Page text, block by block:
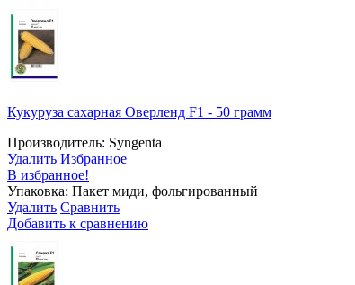
Кукуруза сахарная Оверленд F1 - 50 грамм
Производитель: Syngenta
Удалить Избранное
В избранное!
Упаковка: Пакет миди, фольгированный
Удалить Сравнить
Добавить к сравнению